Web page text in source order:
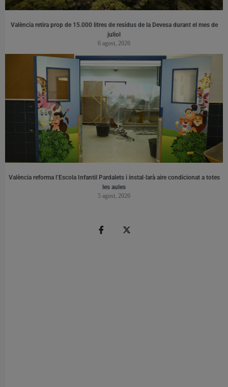
València retira prop de 15.000 litres de residus de la Devesa durant el mes de
juliol
6 agost, 2026
València reforma l’Escola Infantil Pardalets i instal·larà aire condicionat a totes
les aules
5 agost, 2026